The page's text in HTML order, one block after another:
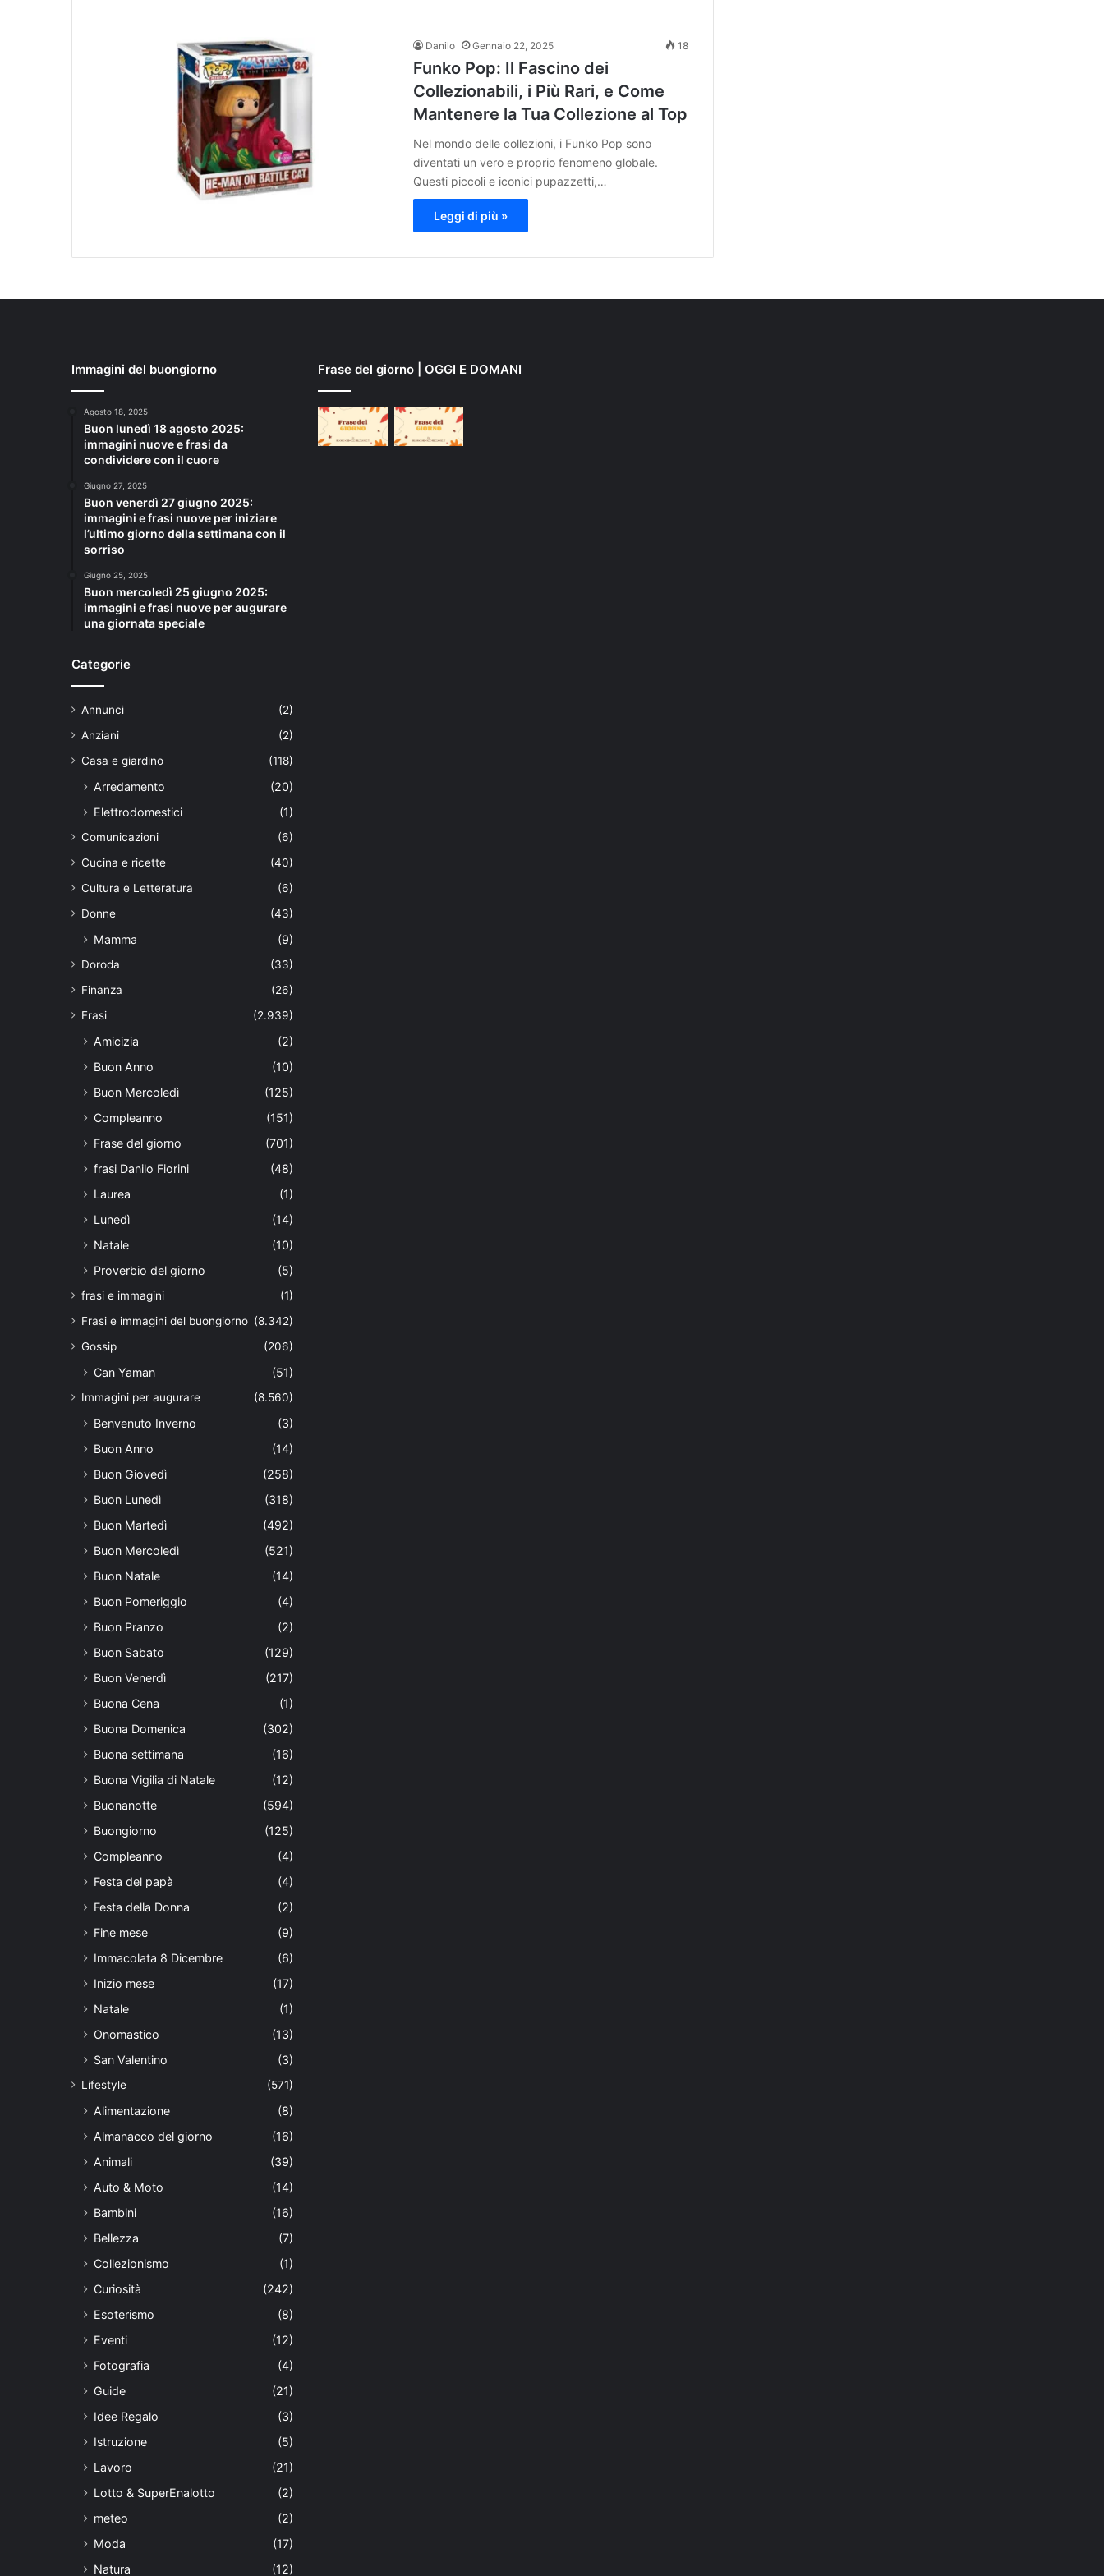
Danilo Gennaio 22, 2025 18
Funko Pop: Il Fascino dei
Collezionabili, i Più Rari, e Come
Mantenere la Tua Collezione al Top
Nel mondo delle collezioni, i Funko Pop sono
diventati un vero e proprio fenomeno globale.
Questi piccoli e iconici pupazzetti,…
Leggi di più »
Immagini del buongiorno
Agosto 18, 2025
Buon lunedì 18 agosto 2025:
immagini nuove e frasi da
condividere con il cuore
Giugno 27, 2025
Buon venerdì 27 giugno 2025:
immagini e frasi nuove per iniziare
l’ultimo giorno della settimana con il
sorriso
Giugno 25, 2025
Buon mercoledì 25 giugno 2025:
immagini e frasi nuove per augurare
una giornata speciale
Categorie
Annunci
(2)
Anziani
(2)
Casa e giardino
(118)
Arredamento
(20)
Elettrodomestici
(1)
Comunicazioni
(6)
Cucina e ricette
(40)
Cultura e Letteratura
(6)
Donne
(43)
Mamma (9)
Doroda
(33)
Finanza
(26)
Frasi
(2.939)
Amicizia
(2)
Buon Anno
(10)
Buon Mercoledì
(125)
Compleanno
(151)
Frase del giorno
(701)
frasi Danilo Fiorini
(48)
Laurea
(1)
Lunedì
(14)
Natale
(10)
Proverbio del giorno
(5)
frasi e immagini
(1)
Frasi e immagini del buongiorno (8.342)
Gossip
(206)
Can Yaman (51)
Immagini per augurare (8.560)
Benvenuto Inverno
(3)
Buon Anno
(14)
Buon Giovedì
(258)
Buon Lunedì
(318)
Buon Martedì
(492)
Buon Mercoledì
(521)
Buon Natale
(14)
Buon Pomeriggio
(4)
Buon Pranzo
(2)
Buon Sabato
(129)
Buon Venerdì
(217)
Buona Cena
(1)
Buona Domenica
(302)
Buona settimana
(16)
Buona Vigilia di Natale
(12)
Buonanotte
(594)
Buongiorno
(125)
Compleanno
(4)
Festa del papà
(4)
Festa della Donna
(2)
Fine mese
(9)
Immacolata 8 Dicembre
(6)
Inizio mese
(17)
Natale
(1)
Onomastico
(13)
San Valentino
(3)
Lifestyle (571)
Alimentazione
(8)
Almanacco del giorno
(16)
Animali
(39)
Auto & Moto
(14)
Bambini
(16)
Bellezza
(7)
Collezionismo
(1)
Curiosità
(242)
Esoterismo
(8)
Eventi
(12)
Fotografia
(4)
Guide
(21)
Idee Regalo
(3)
Istruzione
(5)
Lavoro
(21)
Lotto & SuperEnalotto
(2)
meteo
(2)
Moda
(17)
Natura
(12)
Frase del giorno | OGGI E DOMANI